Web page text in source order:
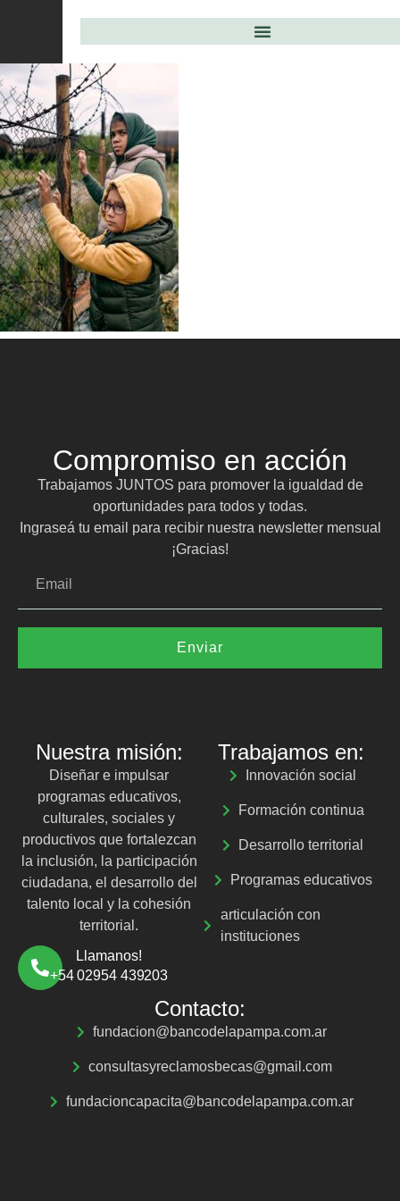
Compromiso en acción
Trabajamos JUNTOS para promover la igualdad de
oportunidades para todos y todas.
Ingraseá tu email para recibir nuestra newsletter mensual
¡Gracias!
Enviar
Nuestra misión:
Diseñar e impulsar
programas educativos,
culturales, sociales y
productivos que fortalezcan
la inclusión, la participación
ciudadana, el desarrollo del
talento local y la cohesión
territorial.
Llamanos!
+54 02954 439203
Trabajamos en:
Innovación social
Formación continua
Desarrollo territorial
Programas educativos
articulación con
instituciones
Contacto:
fundacion@bancodelapampa.com.ar
consultasyreclamosbecas@gmail.com
fundacioncapacita@bancodelapampa.com.ar